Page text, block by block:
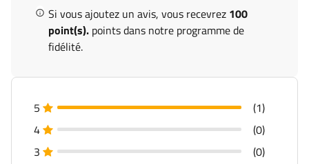
Si vous ajoutez un avis, vous recevrez 100
point(s). points dans notre programme de
fidélité.
5
(1)
4
(0)
3
(0)